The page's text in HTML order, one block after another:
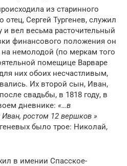
из старинного
отец, Сергей Тургенев, служил
и вел весьма расточительный
финансового положения он
немолодой (по меркам того
помещице Варваре
них обоих несчастливым,
Их второй сын, Иван,
свадьбы, в 1818 году, в
дневнике: «…в
ростом 12 вершков »
было трое: Николай,
в имении Спасское-